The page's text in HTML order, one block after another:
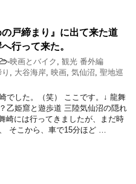
戸締まり』に出て来た道
行って来た。
-映画とバイク
観光 番外編
大谷海岸 映画 気仙沼 聖地巡
でした。（笑） ここです。↓ 龍舞
乙姫窟と遊歩道 三陸気仙沼の隠れ
崎には行ってきましたが、まだ時
そこから、車で15分ほど …